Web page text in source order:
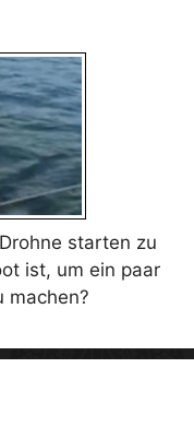
starten zu
ist, um ein paar
machen?